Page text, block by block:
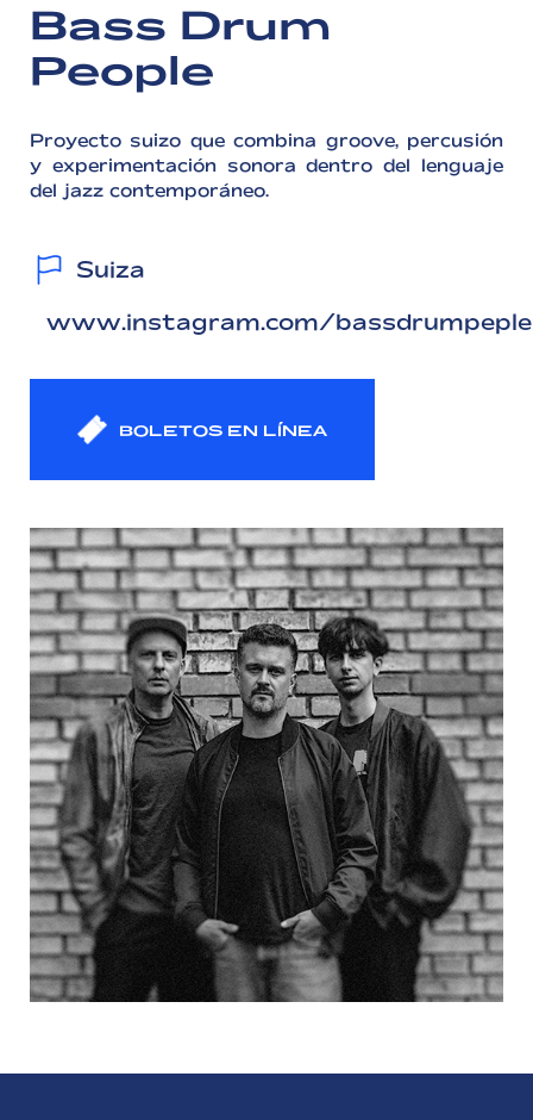
Bass Drum
People
Proyecto suizo que combina groove, percusión
y experimentación sonora dentro del lenguaje
del jazz contemporáneo.
Suiza
www.instagram.com/bassdrumpeple
BOLETOS EN LÍNEA